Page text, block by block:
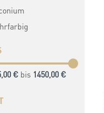
€ bis 1450,00 €